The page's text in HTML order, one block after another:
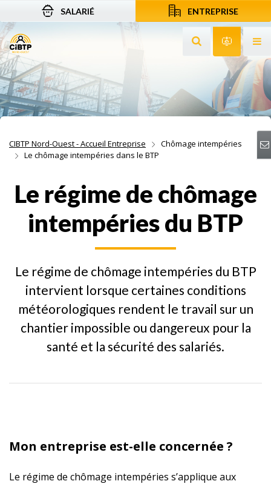
Aller au contenu
Aller à la recherche
Aller à la navigation
SALARIÉ ENTREPRISE
Rechercher sur
CIBTP Nord-Ouest - Accueil Entreprise
Chômage intempéries
Le chômage intempéries dans le BTP
Le régime de chômage
intempéries du BTP
Le régime de chômage intempéries du BTP
intervient lorsque certaines conditions
météorologiques rendent le travail sur un
chantier impossible ou dangereux pour la
santé et la sécurité des salariés.
Mon entreprise est-elle concernée ?
Le régime de chômage intempéries s’applique aux